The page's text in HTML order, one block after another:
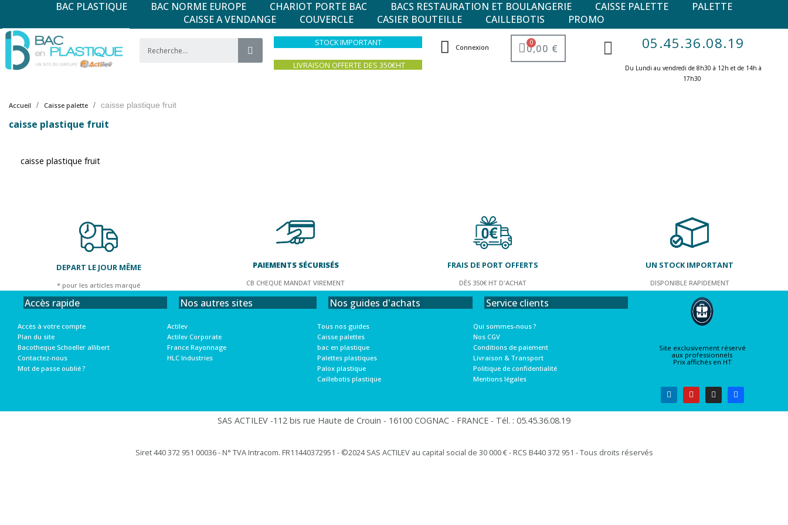
BAC PLASTIQUE BAC NORME EUROPE CHARIOT PORTE BAC BACS RESTAURATION ET BOULANGERIE CAISSE PALETTE
PALETTE
CAISSE A VENDANGE
COUVERCLE CASIER BOUTEILLE CAILLEBOTIS PROMO
STOCK IMPORTANT
LIVRAISON OFFERTE DES 350€HT
Connexion 0,00 € 05.45.36.08.19
Du Lundi au vendredi de 8h30 à 12h et de 14h à
17h30 ​
Accueil Caisse palette caisse plastique fruit
caisse plastique fruit
caisse plastique fruit
DEPART LE JOUR MÊME
* pour les articles marqué
PAIEMENTS SÉCURISÉS
CB CHEQUE MANDAT VIREMENT
FRAIS DE PORT OFFERTS
DÈS 350€ HT D'ACHAT
UN STOCK IMPORTANT
DISPONIBLE RAPIDEMENT
Accès rapide
Accès à votre compte
Plan du site
Bacotheque Schoeller allibert
Contactez-nous
Mot de passe oublié ?
Nos autres sites
Actilev
Actilev Corporate
France Rayonnage
HLC Industries
Nos guides d'achats
Tous nos guides
Caisse palettes
bac en plastique
Palettes plastiques
Palox plastique
Caillebotis plastique
Service clients
Qui sommes-nous ?
Nos CGV
Conditions de paiement
Livraison & Transport
Politique de confidentialité
Mentions légales
Site exclusivement réservé
aux professionnels
Prix affichés en HT
SAS ACTILEV -112 bis rue Haute de Crouin - 16100 COGNAC - FRANCE - Tél. : 05.45.36.08.19​
Siret 440 372 951 00036 - N° TVA Intracom. FR11440372951 - ©2024 SAS ACTILEV au capital social de 30 000 € - RCS B440 372 951 - Tous droits réservés​​